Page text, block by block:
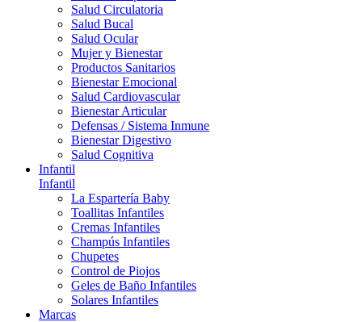
Salud Circulatoria
Salud Bucal
Salud Ocular
Mujer y Bienestar
Productos Sanitarios
Bienestar Emocional
Salud Cardiovascular
Bienestar Articular
Defensas / Sistema Inmune
Bienestar Digestivo
Salud Cognitiva
Infantil
Infantil
La Espartería Baby
Toallitas Infantiles
Cremas Infantiles
Champús Infantiles
Chupetes
Control de Piojos
Geles de Baño Infantiles
Solares Infantiles
Marcas